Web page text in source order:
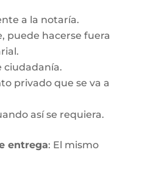
a la notaría.
puede hacerse fuera
ciudadanía.
privado que se va a
así se requiera.
entrega: El mismo